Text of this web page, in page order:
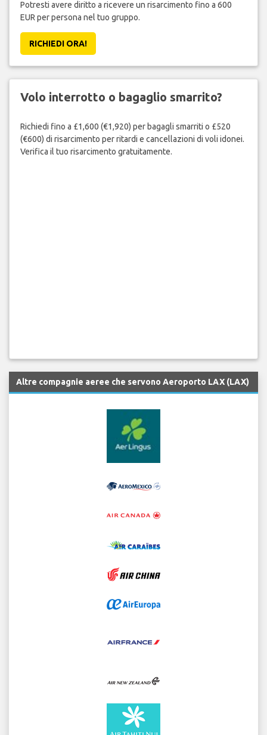
Potresti avere diritto a ricevere un risarcimento fino a 600
EUR per persona nel tuo gruppo.
RICHIEDI ORA!
Volo interrotto o bagaglio smarrito?
Richiedi fino a £1,600 (€1,920) per bagagli smarriti o £520
(€600) di risarcimento per ritardi e cancellazioni di voli idonei.
Verifica il tuo risarcimento gratuitamente.
Altre compagnie aeree che servono Aeroporto LAX (LAX)